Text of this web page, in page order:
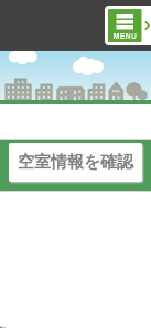
空室情報を確認